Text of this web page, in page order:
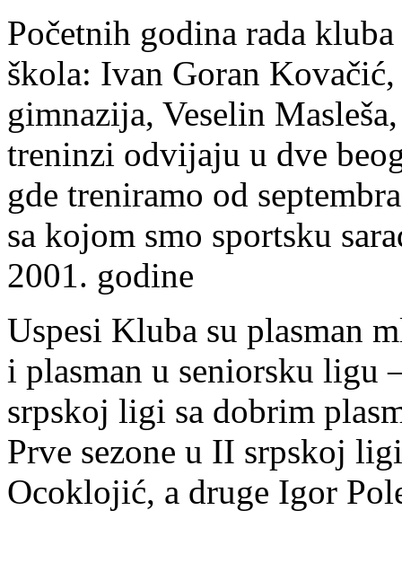
Početnih godina rada
škola: Ivan Goran
gimnazija, Veselin
treninzi odvijaju u dve
gde treniramo od
sa kojom smo sportsku
2001. godine
Uspesi Kluba su plasman
i plasman u seniorsku ligu
srpskoj ligi sa dobrim
Prve sezone u II srpskoj
Ocoklojić, a druge Igor